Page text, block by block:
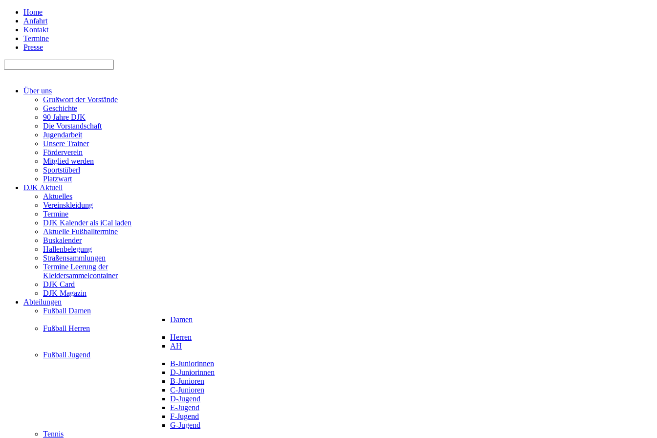
Home
Anfahrt
Kontakt
Termine
Presse
Über uns
Grußwort der Vorstände
Geschichte
90 Jahre DJK
Die Vorstandschaft
Jugendarbeit
Unsere Trainer
Förderverein
Mitglied werden
Sportstüberl
Platzwart
DJK Aktuell
Aktuelles
Vereinskleidung
Termine
DJK Kalender als iCal laden
Aktuelle Fußballtermine
Buskalender
Hallenbelegung
Straßensammlungen
Termine Leerung der
Kleidersammelcontainer
DJK Card
DJK Magazin
Abteilungen
Fußball Damen
Damen
Fußball Herren
Herren
AH
Fußball Jugend
B-Juniorinnen
D-Juniorinnen
B-Junioren
C-Junioren
D-Jugend
E-Jugend
F-Jugend
G-Jugend
Tennis